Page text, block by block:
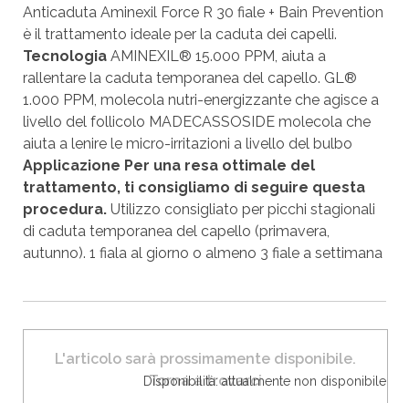
Anticaduta Aminexil Force R 30 fiale + Bain Prevention
è il trattamento ideale per la caduta dei capelli.
Tecnologia AMINEXIL® 15.000 PPM, aiuta a
rallentare la caduta temporanea del capello. GL®
1.000 PPM, molecola nutri-energizzante che agisce a
livello del follicolo MADECASSOSIDE molecola che
aiuta a lenire le micro-irritazioni a livello del bulbo
Applicazione Per una resa ottimale del
trattamento, ti consigliamo di seguire questa
procedura. Utilizzo consigliato per picchi stagionali
di caduta temporanea del capello (primavera,
autunno). 1 fiala al giorno o almeno 3 fiale a settimana
L'articolo sarà prossimamente disponibile.
Torna a trovarci
Disponibilità: attualmente non disponibile